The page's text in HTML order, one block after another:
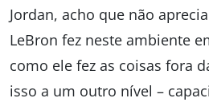
Jordan, acho que não
LeBron fez neste ambiente
como ele fez as coisas fora
isso a um outro nível –